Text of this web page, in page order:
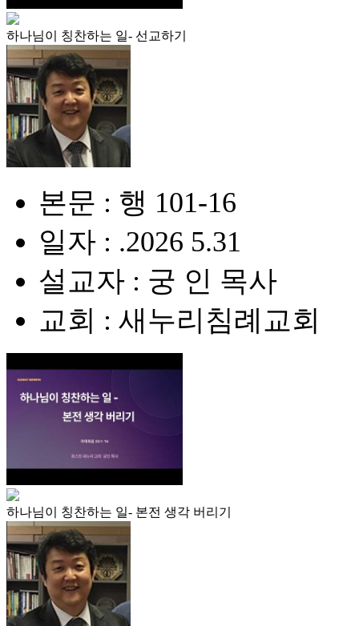
하나님이 칭찬하는 일- 선교하기
본문 : 행 101-16
일자 : .2026 5.31
설교자 : 궁 인 목사
교회 : 새누리침례교회
하나님이 칭찬하는 일- 본전 생각 버리기